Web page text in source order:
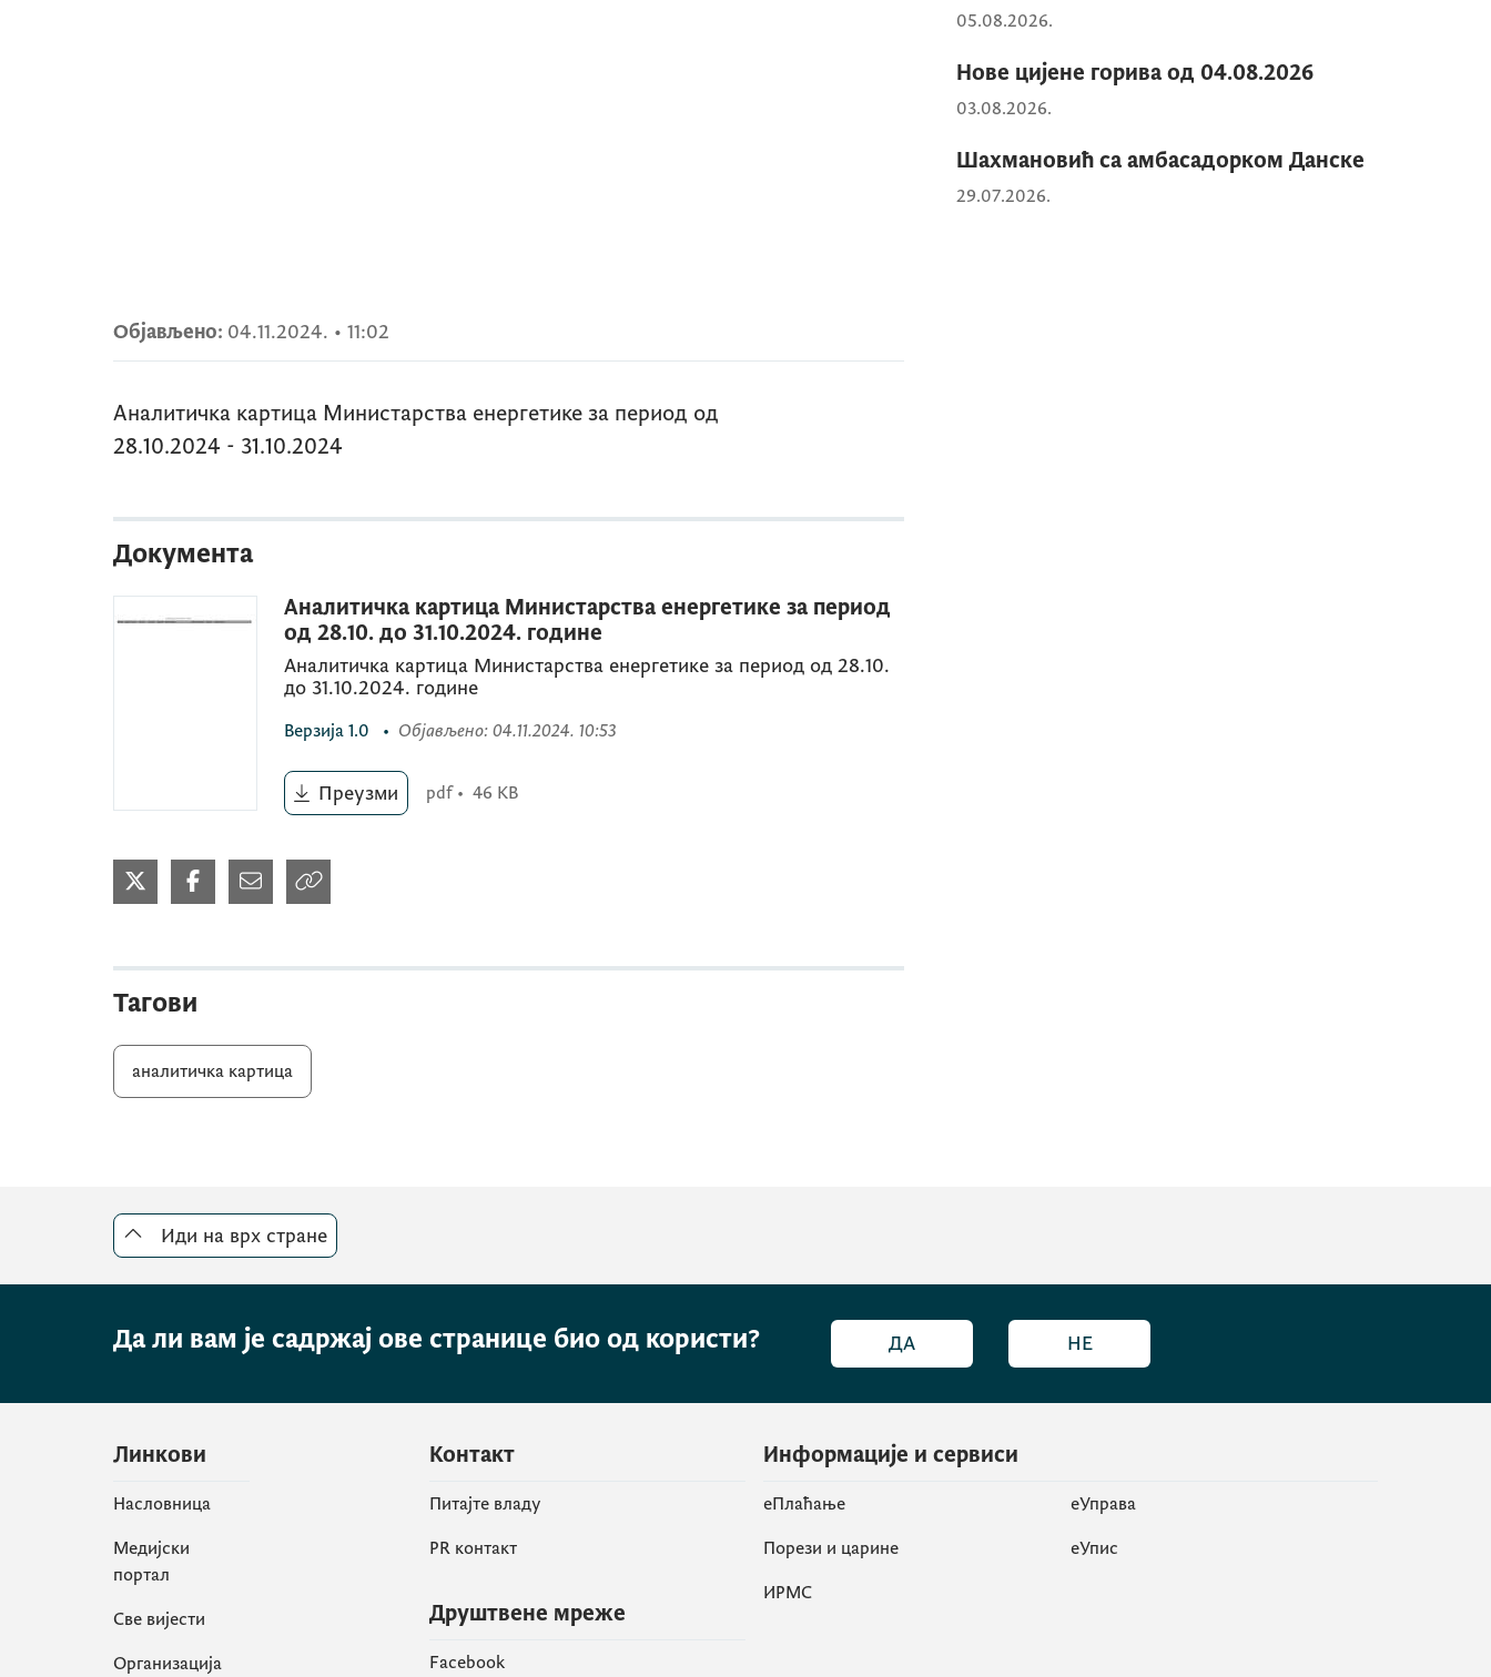
Објављено: 04.11.2024. • 11:02
Аналитичка картица Министарства енергетике за период од
28.10.2024 - 31.10.2024
Документа
Аналитичка картица Министарства енергетике за период
од 28.10. до 31.10.2024. године
Аналитичка картица Министарства енергетике за период од 28.10.
до 31.10.2024. године
Верзија 1.0 • Објављено: 04.11.2024. 10:53
Преузми pdf • 46 KB
Тагови
аналитичка картица
05.08.2026.
Нове цијене горива од 04.08.2026
03.08.2026.
Шахмановић са амбасадорком Данске
29.07.2026.
Иди на врх стране
Да ли вам је садржај ове странице био од користи? ДА НЕ
Линкови
Насловница
Медијски
портал
Све вијести
Организација
Контакт
Питајте владу
PR контакт
Друштвене мреже
Facebook
Информације и сервиси
eПлаћање
еУправа
Порези и царине
eУпис
ИРМС